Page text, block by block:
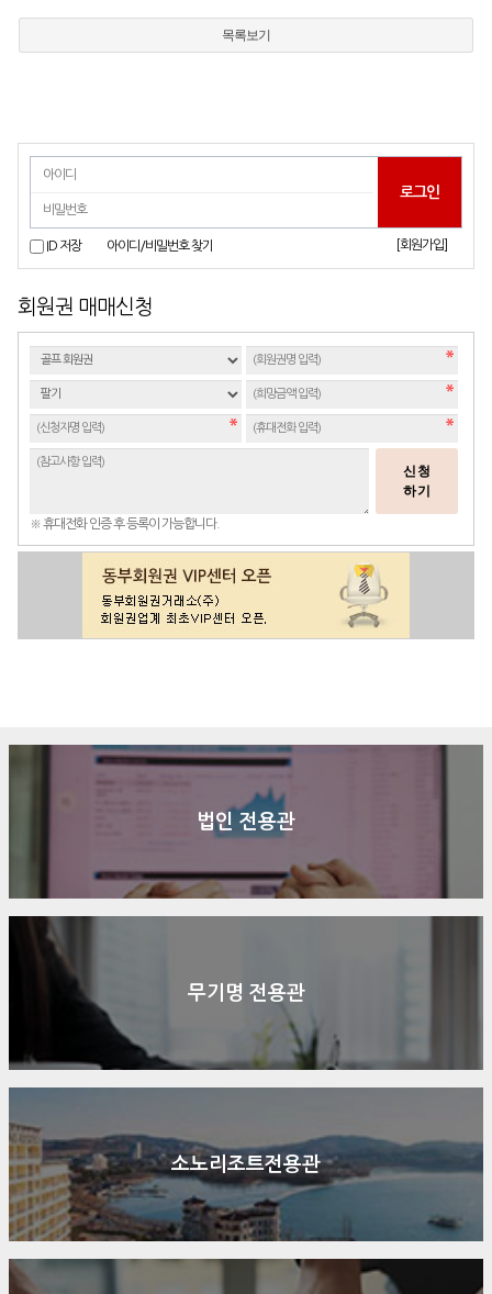
목록보기
ID 저장 아이디/비밀번호 찾기 [회원가입]
회원권 매매신청
신청
하기
※ 휴대전화 인증 후 등록이 가능합니다.
구매문의 상담신청
법인 전용관
무기명 전용관
소노리조트전용관